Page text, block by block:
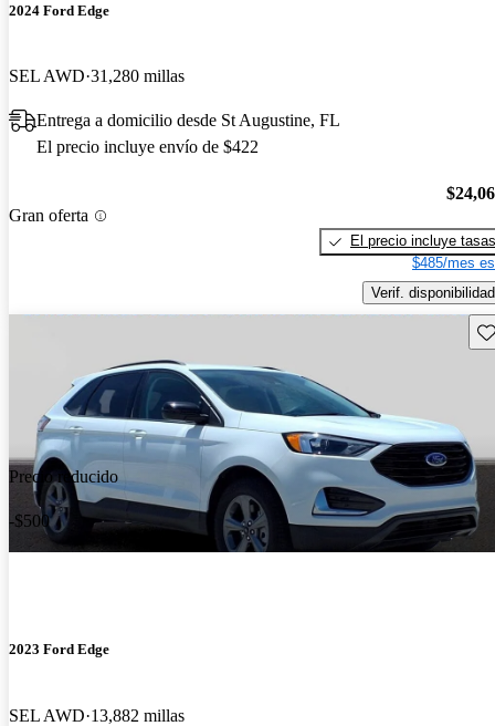
2024 Ford Edge
SEL AWD 31,280 millas
Entrega a domicilio desde St Augustine, FL
El precio incluye envío de $422
Gran oferta
El precio incluye tasas
$485/mes
Verif. disponibilidad
Precio reducido
-$500
2023 Ford Edge
SEL AWD 13,882 millas